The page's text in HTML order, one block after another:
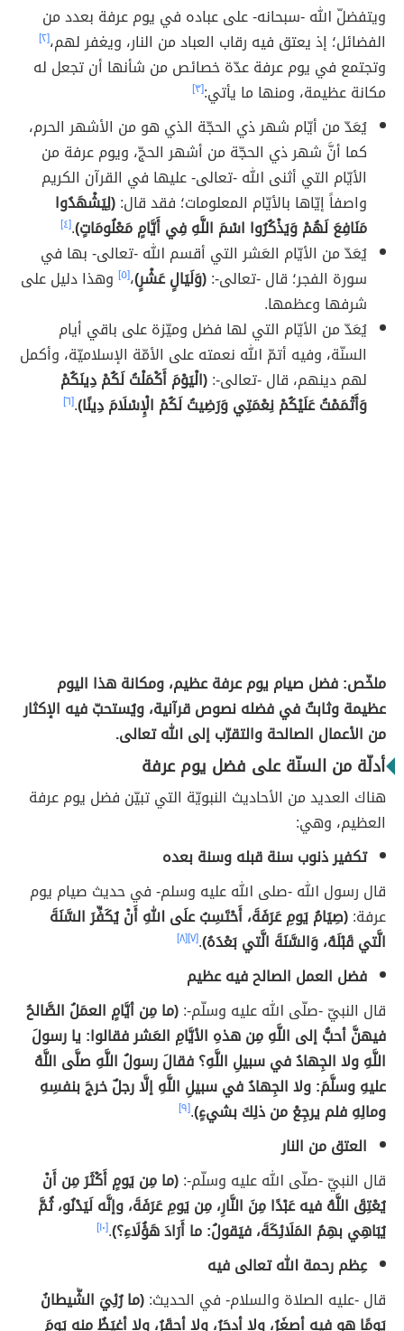
ويتفضلّ الله -سبحانه- على عباده في يوم عرفة بعدد من
الفضائل؛ إذ يعتق فيه رقاب العباد من النار، ويغفر لهم،[٢]
وتجتمع في يوم عرفة عدّة خصائص من شأنها أن تجعل له
مكانة عظيمة، ومنها ما يأتي:[٣]
يُعَدّ من أيّام شهر ذي الحجّة الذي هو من الأشهر الحرم،
كما أنَّ شهر ذي الحجّة من أشهر الحجّ، ويوم عرفة من
الأيّام التي أثنى الله -تعالى- عليها في القرآن الكريم
واصفاً إيّاها بالأيّام المعلومات؛ فقد قال:(لِيَشْهَدُوا
مَنَافِعَ لَهُمْ وَيَذْكُرُوا اسْمَ اللَّهِ فِي أَيَّامٍ مَعْلُومَاتٍ).[٤]
يُعَدّ من الأيّام العَشر التي أقسم الله -تعالى- بها في
سورة الفجر؛ قال -تعالى-:(وَلَيَالٍ عَشْرٍ)،[٥] وهذا دليل على
شرفها وعظمها.
يُعَدّ من الأيّام التي لها فضل وميّزة على باقي أيام
السنّة، وفيه أتمّ الله نعمته على الأمّة الإسلاميّة، وأكمل
لهم دينهم، قال -تعالى-:(الْيَوْمَ أَكْمَلْتُ لَكُمْ دِينَكُمْ
وَأَتْمَمْتُ عَلَيْكُمْ نِعْمَتِي وَرَضِيتُ لَكُمْ الْإِسْلَامَ دِينًا).[٦]
ملخّص: فضل صيام يوم عرفة عظيم، ومكانة هذا اليوم
عظيمة وثابتٌ في فضله نصوص قرآنية، ويُستحبّ فيه الإكثار
من الأعمال الصالحة والتقرّب إلى الله تعالى.
أدلّة من السنّة على فضل يوم عرفة
هناك العديد من الأحاديث النبويّة التي تبيّن فضل يوم عرفة
العظيم، وهي:
تكفير ذنوب سنة قبله وسنة بعده
قال رسول الله -صلى الله عليه وسلم- في حديث صيام يوم
عرفة:(صِيَامُ يَومِ عَرَفَةَ، أَحْتَسِبُ علَى اللهِ أَنْ يُكَفِّرَ السَّنَةَ
الَّتي قَبْلَهُ، وَالسَّنَةَ الَّتي بَعْدَهُ).[٧] [٨]
فضل العمل الصالح فيه عظيم
قال النبيّ -صلّى الله عليه وسلّم-:(ما مِن أيَّامٍ العمَلُ الصَّالحُ
فيهنَّ أحبُّ إلى اللَّهِ مِن هذهِ الأيَّامِ العَشر فقالوا: يا رسولَ
اللَّهِ ولا الجِهادُ في سبيلِ اللَّهِ؟ فقالَ رسولُ اللَّهِ صلَّى اللَّهُ
عليهِ وسلَّمَ: ولا الجِهادُ في سبيلِ اللَّهِ إلَّا رجلٌ خرجَ بنفسِهِ
ومالِهِ فلم يرجِعْ من ذلِكَ بشيءٍ).[٩]
العتق من النار
قال النبيّ -صلّى الله عليه وسلّم-:(ما مِن يَومٍ أَكْثَرَ مِن أَنْ
يُعْتِقَ اللَّهُ فيه عَبْدًا مِنَ النَّارِ، مِن يَومِ عَرَفَةَ، وإنَّه لَيَدْنُو، ثُمَّ
يُبَاهِي بهِمُ المَلَائِكَةَ، فيَقولُ: ما أَرَادَ هَؤُلَاءِ؟).[١٠]
عِظم رحمة الله تعالى فيه
قال -عليه الصلاة والسلام- في الحديث:(ما رُئِيَ الشَّيطانُ
يَومًا هو فيه أصغَرُ، ولا أدحَرُ، ولا أحقَرُ، ولا أغيَظُ منه يَومَ